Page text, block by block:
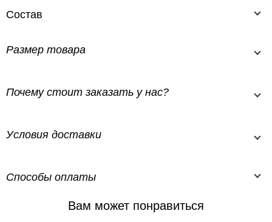
Состав
Размер товара
Почему стоит заказать у нас?
Условия доставки
Способы оплаты
Вам может понравиться